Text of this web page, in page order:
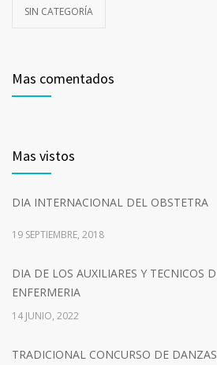
SIN CATEGORÍA
Mas comentados
Mas vistos
DIA INTERNACIONAL DEL OBSTETRA
19 SEPTIEMBRE, 2018
DIA DE LOS AUXILIARES Y TECNICOS
ENFERMERIA
14 JUNIO, 2022
TRADICIONAL CONCURSO DE DANZAS